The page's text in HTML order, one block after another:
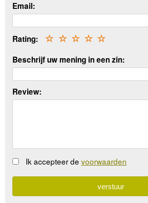
Email:
Rating: ☆
☆
☆
☆
☆
Beschrijf uw mening in een zin:
Review:
Ik accepteer de voorwaarden